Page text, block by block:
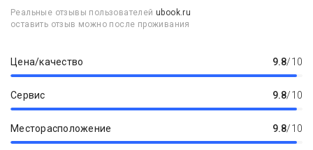
Реальные отзывы пользователейubook.ru
оставить отзыв можно после проживания
Цена/качество 9.8/10
Сервис 9.8/10
Месторасположение 9.8/10